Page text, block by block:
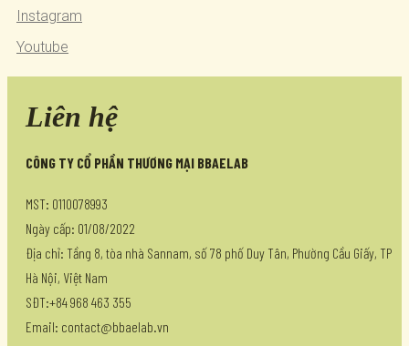
Instagram
Youtube
Liên hệ
CÔNG TY CỔ PHẦN THƯƠNG MẠI BBAELAB
MST: 0110078993
Ngày cấp: 01/08/2022
Địa chỉ: Tầng 8, tòa nhà Sannam, số 78 phố Duy Tân, Phường Cầu Giấy, TP
Hà Nội, Việt Nam
SĐT:+84 968 463 355
Email: contact@bbaelab.vn